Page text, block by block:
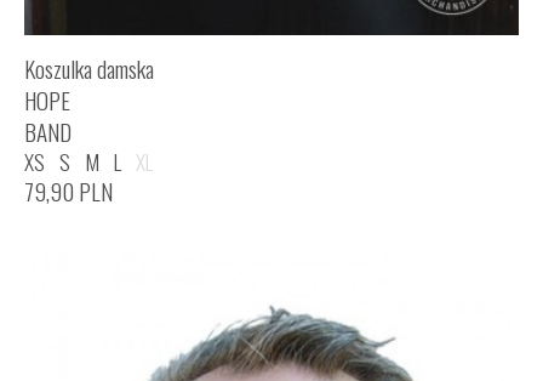
Koszulka damska
HOPE
BAND
XS S M L XL
79,90 PLN